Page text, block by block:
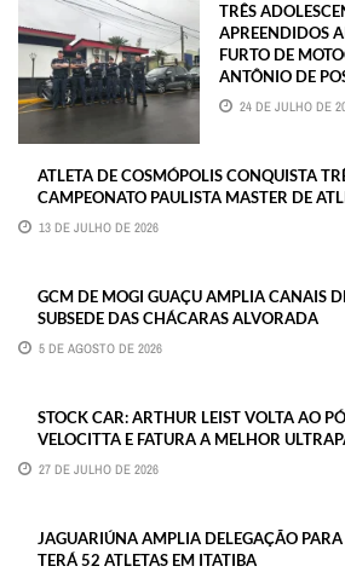
TRÊS
APREENDIDOS
FURTO DE
ANTÔNIO DE
24 DE JULHO DE
ATLETA DE COSMÓPOLIS CONQUISTA
CAMPEONATO PAULISTA MASTER DE
13 DE JULHO DE 2026
GCM DE MOGI GUAÇU AMPLIA CANAIS
SUBSEDE DAS CHÁCARAS ALVORADA
5 DE AGOSTO DE 2026
STOCK CAR: ARTHUR LEIST VOLTA AO
VELOCITTA E FATURA A MELHOR
27 DE JULHO DE 2026
JAGUARIÚNA AMPLIA DELEGAÇÃO PARA
TERÁ 52 ATLETAS EM ITATIBA